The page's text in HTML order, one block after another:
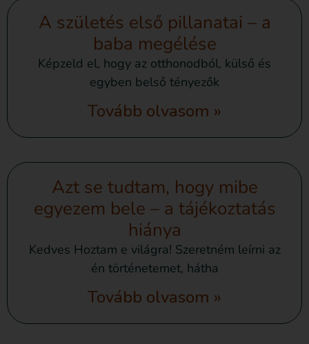
A születés első pillanatai – a
baba megélése
Képzeld el, hogy az otthonodból, külső és
egyben belső tényezők
Tovább olvasom »
Azt se tudtam, hogy mibe
egyezem bele – a tájékoztatás
hiánya
Kedves Hoztam e világra! Szeretném leírni az
én történetemet, hátha
Tovább olvasom »